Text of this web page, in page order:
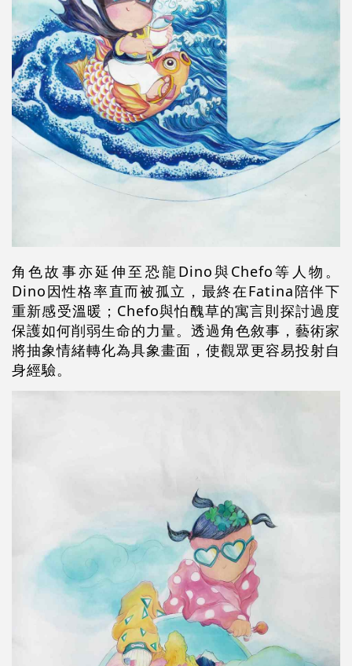
角色故事亦延伸至恐龍Dino與Chefo等人物。
Dino因性格率直而被孤立，最終在Fatina陪伴下
重新感受溫暖； Chefo與怕醜草的寓言則探討過度
保護如何削弱生命的力量。透過角色敘事，藝術家
將抽象情緒轉化為具象畫面，使觀眾更容易投射自
身經驗。